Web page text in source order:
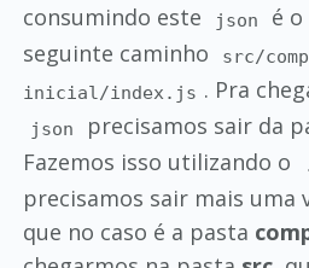
consumindo este json é o
seguinte caminho
src/
inicial/index.js . Pra
json precisamos sair da
Fazemos isso utilizando o
precisamos sair mais uma
que no caso é a pasta